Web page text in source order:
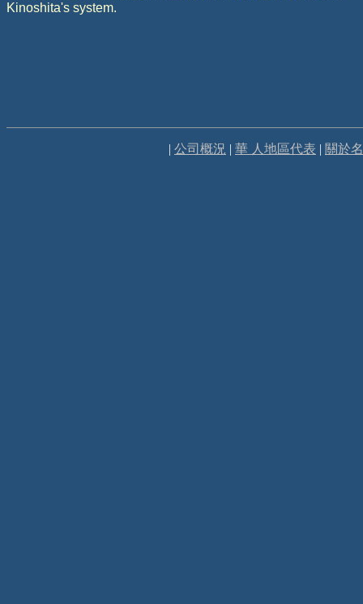
Kinoshita's system.
| 公司概況 | 華 人地區代表 | 關於